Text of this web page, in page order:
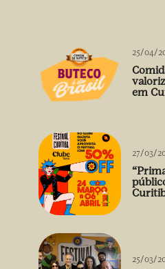
25/04/
em
27/03/
25/03/